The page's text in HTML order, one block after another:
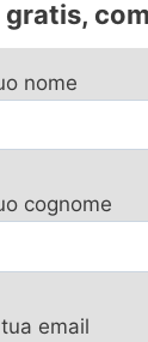
nome
cognome
email